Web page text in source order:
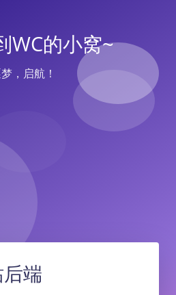
WC的小窝~
，启航！
端